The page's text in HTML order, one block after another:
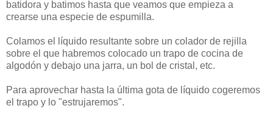
batidora y batimos hasta que veamos que empieza a
crearse una especie de espumilla.
Colamos el líquido resultante sobre un colador de rejilla
sobre el que habremos colocado un trapo de cocina de
algodón y debajo una jarra, un bol de cristal, etc.
Para aprovechar hasta la última gota de líquido cogeremos
el trapo y lo "estrujaremos".